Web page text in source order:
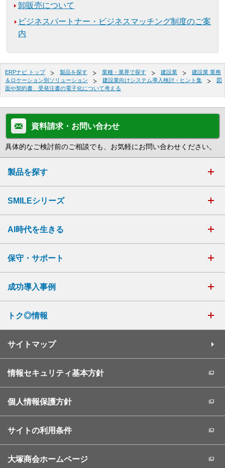
卸販売について
ビジネスパートナー・ビジネスマッチング制度のご案
内
ERPナビ トップ 製品を探す 業種・業界で探す 建設業
建設業 業務
＆ロケーション別ソリューション
建設業向けシステム導入検討・ヒント集
図
面や契約書、受発注書の電子化について考える
資料請求・お問い合わせ
具体的なご検討前のご相談でも、お気軽にお問い合わせください。
製品を探す
SMILEシリーズ
AI時代を生きる
保守・サポート
成功導入事例
トク◎情報
サイトマップ
情報セキュリティ基本方針
個人情報保護方針
サイトの利用条件
大塚商会ホームページ